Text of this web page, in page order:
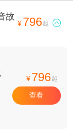
故
¥ 796起 
¥ 796起
查看